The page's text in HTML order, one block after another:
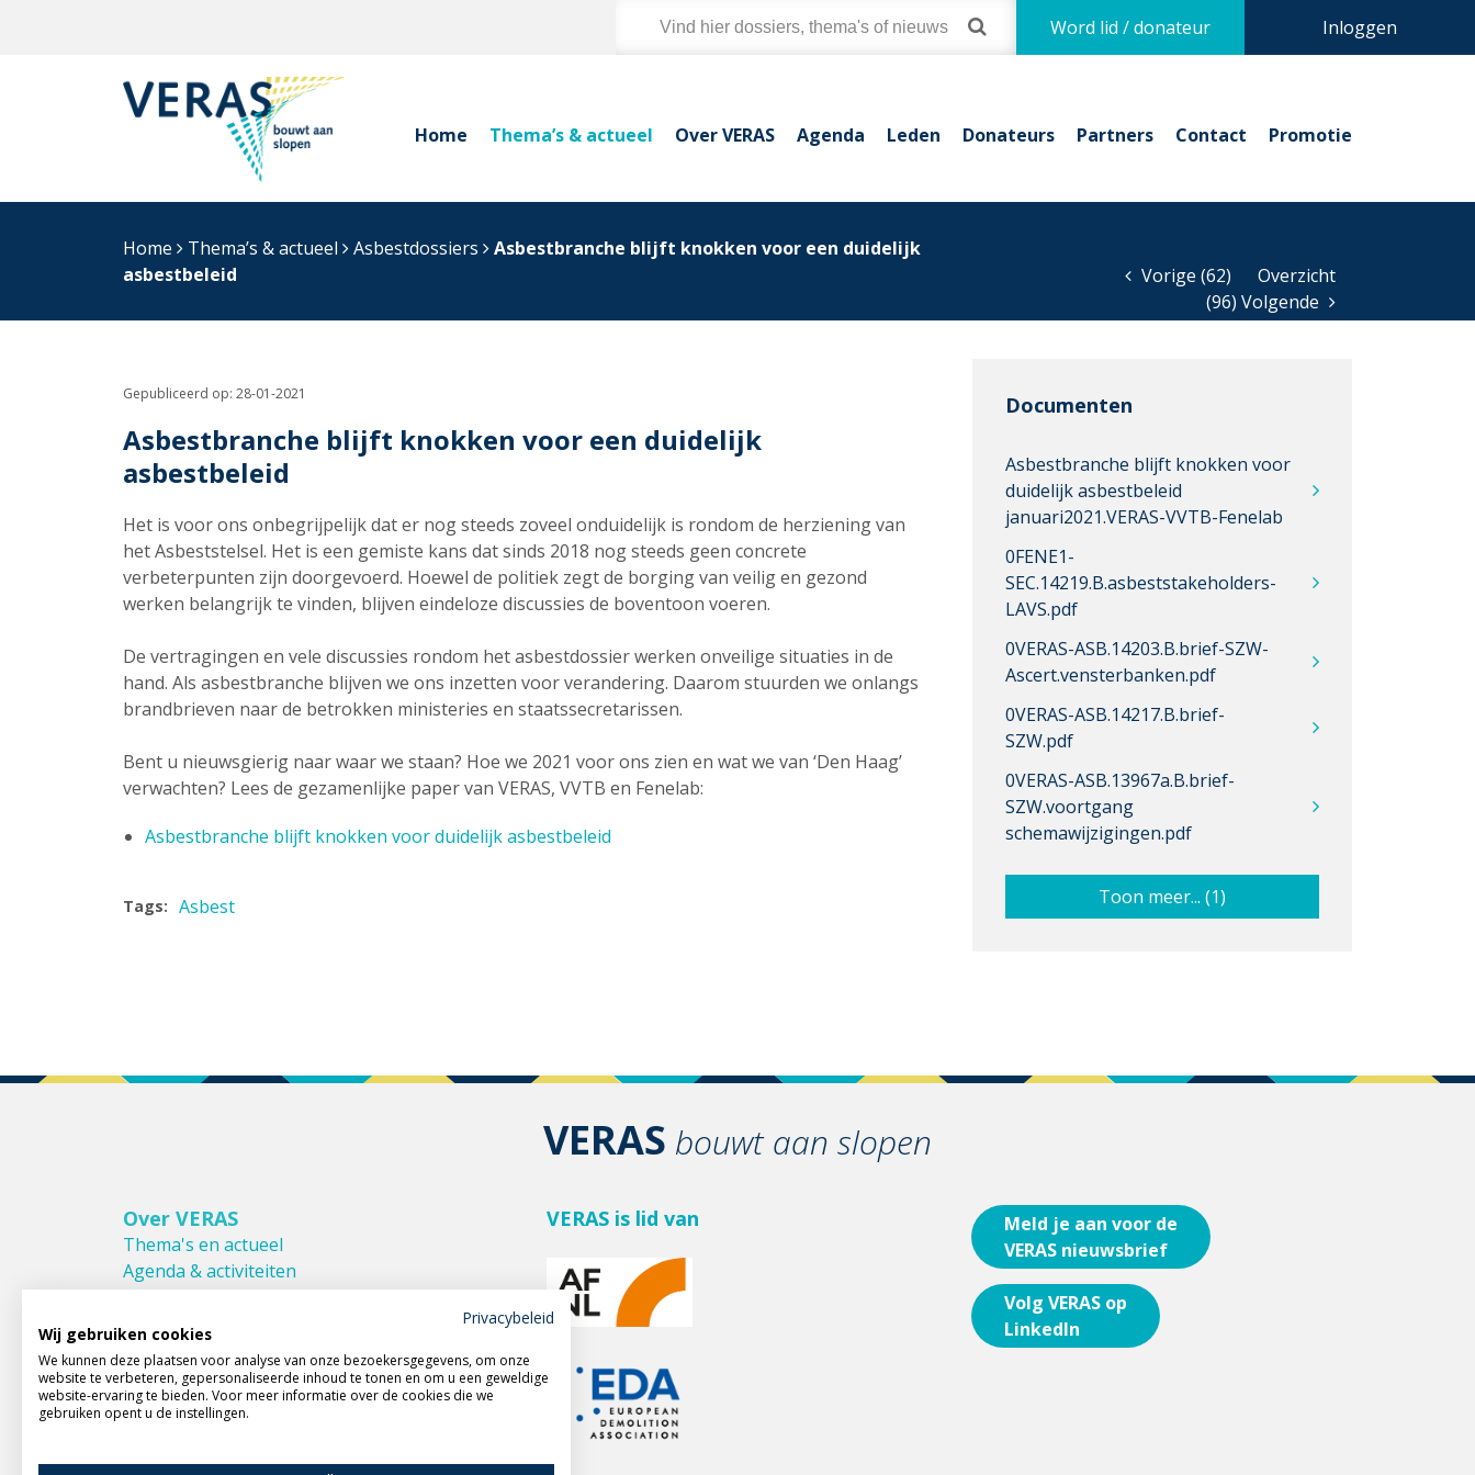
Inloggen
Word lid / donateur
Home Thema’s & actueel Over VERAS Agenda Leden Donateurs Partners Contact Promotie
Home Thema’s & actueel Asbestdossiers
Asbestbranche blijft knokken voor een duidelijk
asbestbeleid
Vorige (62)
Overzicht
(96) Volgende
Gepubliceerd op: 28-01-2021
Asbestbranche blijft knokken voor een duidelijk
asbestbeleid
Het is voor ons onbegrijpelijk dat er nog steeds zoveel onduidelijk is rondom de herziening van
het Asbeststelsel. Het is een gemiste kans dat sinds 2018 nog steeds geen concrete
verbeterpunten zijn doorgevoerd. Hoewel de politiek zegt de borging van veilig en gezond
werken belangrijk te vinden, blijven eindeloze discussies de boventoon voeren.
De vertragingen en vele discussies rondom het asbestdossier werken onveilige situaties in de
hand. Als asbestbranche blijven we ons inzetten voor verandering. Daarom stuurden we onlangs
brandbrieven naar de betrokken ministeries en staatssecretarissen.
Bent u nieuwsgierig naar waar we staan? Hoe we 2021 voor ons zien en wat we van ‘Den Haag’
verwachten? Lees de gezamenlijke paper van VERAS, VVTB en Fenelab:
Asbestbranche blijft knokken voor duidelijk asbestbeleid
Tags: Asbest
Documenten
Asbestbranche blijft knokken voor
duidelijk asbestbeleid
januari2021.VERAS-VVTB-Fenelab
0FENE1-
SEC.14219.B.asbeststakeholders-
LAVS.pdf
0VERAS-ASB.14203.B.brief-SZW-
Ascert.vensterbanken.pdf
0VERAS-ASB.14217.B.brief-
SZW.pdf
0VERAS-ASB.13967a.B.brief-
SZW.voortgang
schemawijzigingen.pdf
Toon meer... (1)
VERAS bouwt aan slopen
Over VERAS
Thema's en actueel
Agenda & activiteiten
Bestuur & Commissies
Leden van VERAS
Donateurs van VERAS
Huishoudelijk reglement
VERAS is lid van
Meld je aan voor de
VERAS nieuwsbrief
Volg VERAS op
LinkedIn
Privacybeleid
Wij gebruiken cookies
We kunnen deze plaatsen voor analyse van onze bezoekersgegevens, om onze
website te verbeteren, gepersonaliseerde inhoud te tonen en om u een geweldige
website-ervaring te bieden. Voor meer informatie over de cookies die we
gebruiken opent u de instellingen.